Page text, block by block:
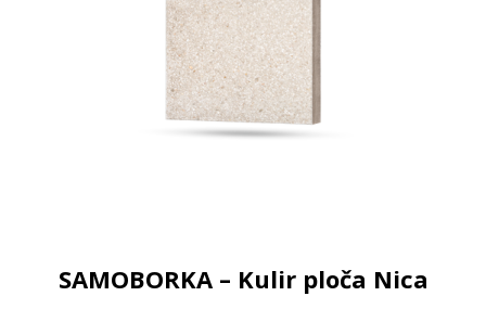
SAMOBORKA – Kulir ploča Nica